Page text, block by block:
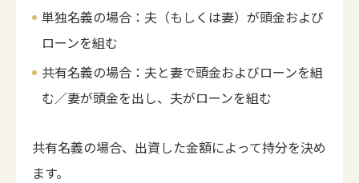
単独名義の場合：夫（もしくは妻）が頭金および
ローンを組む
共有名義の場合：夫と妻で頭金およびローンを組
む／妻が頭金を出し、夫がローンを組む
共有名義の場合、出資した金額によって持分を決め
ます。